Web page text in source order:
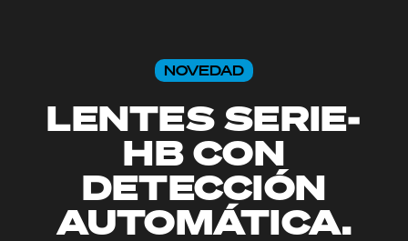
NOVEDAD
LENTES SERIE-
HB CON
DETECCIÓN
AUTOMÁTICA.